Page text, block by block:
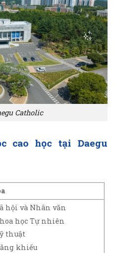
Catholic
cao học tại Daegu
hội và Nhân văn
học Tự nhiên
thuật
khiếu